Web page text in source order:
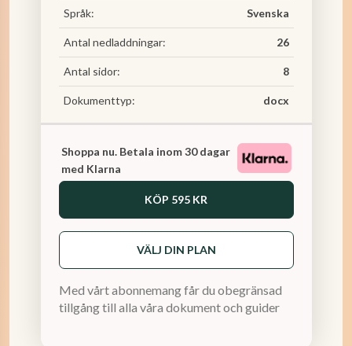
Språk: Svenska
Antal nedladdningar: 26
Antal sidor: 8
Dokumenttyp: docx
Shoppa nu. Betala inom 30 dagar
med Klarna
KÖP 595 KR
VÄLJ DIN PLAN
Med vårt abonnemang får du obegränsad
tillgång till alla våra dokument och guider